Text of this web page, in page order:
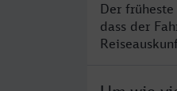
Der
dass der